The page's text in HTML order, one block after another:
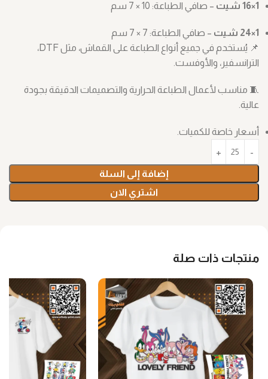
1×16 شيت – صافي الطباعة: ‎7 × 10 سم
1×24 شيت
– صافي الطباعة: ‎7 × 7 سم
📌 يُستخدم في جميع أنواع الطباعة على القماش، مثل DTF،
الترانسفير، والأوفست.
🧵 مناسب لأعمال الطباعة الحرارية والتصميمات الدقيقة بجودة
عالية.
أسعار خاصة للكميات.
إضافة إلى السلة
اشتري الان
منتجات ذات صلة